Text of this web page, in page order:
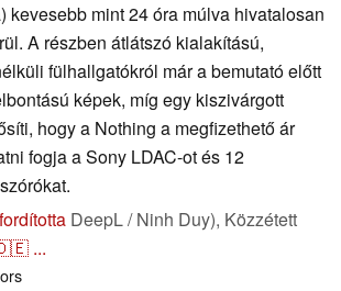
kevesebb mint 24 óra múlva hivatalosan
A részben átlátszó kialakítású,
fülhallgatókról már a bemutató előtt
képek, míg egy kiszivárgott
hogy a Nothing a megfizethető ár
fogja a Sony LDAC-ot és 12
fordította DeepL / Ninh Duy), Közzétett
...